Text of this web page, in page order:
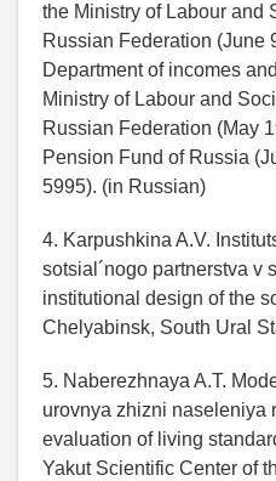
the Ministry of Labour and
Russian Federation (June
Department of incomes
Ministry of Labour and
Russian Federation (May
Pension Fund of Russia
5995). (in Russian)
4. Karpushkina A.V.
sotsial´nogo partnerstva v
institutional design of the
Chelyabinsk, South Ural
5. Naberezhnaya A.T.
urovnya zhizni naseleniya
evaluation of living
Yakut Scientific Center of